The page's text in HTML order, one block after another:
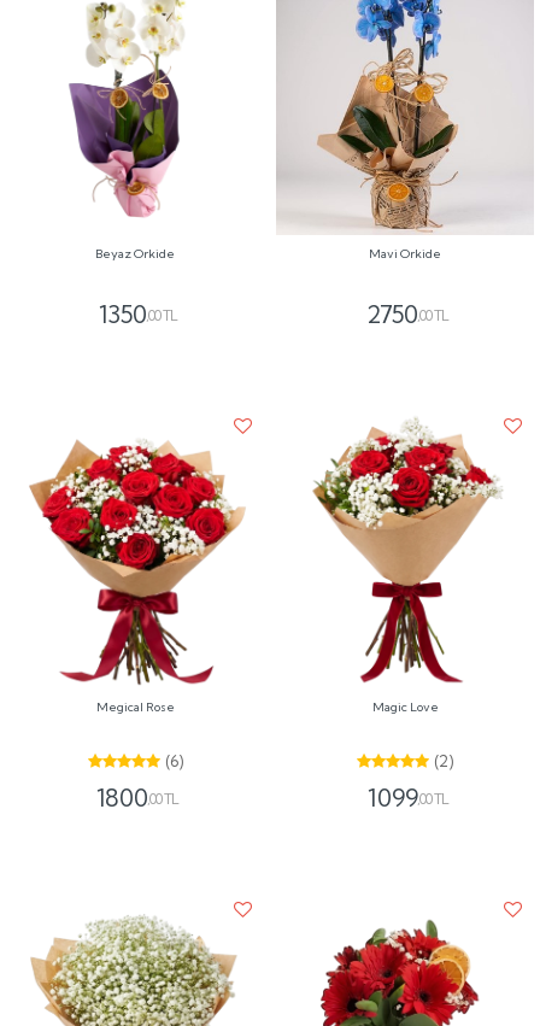
Beyaz Orkide
1350,00 TL
Mavi Orkide
2750,00 TL
Megical Rose
(6)
1800,00 TL
Magic Love
(2)
1099,00 TL